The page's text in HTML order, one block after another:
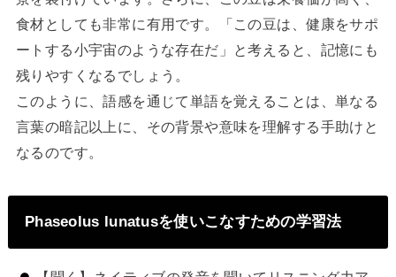
食材としても非常に有用です。「この豆は、健康をサポ
ートする小宇宙のような存在だ」と考えると、記憶にも
残りやすくなるでしょう。
このように、語感を通じて単語を覚えることは、単なる
言葉の暗記以上に、その背景や意味を理解する手助けと
なるのです。
Phaseolus lunatusを使いこなすための学習法